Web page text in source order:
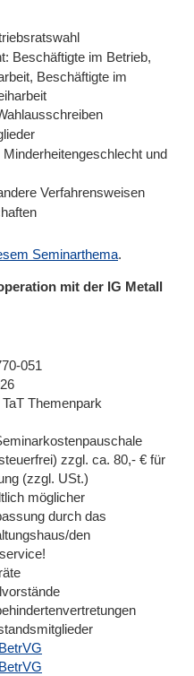
Beschäftigte im Betrieb,
Beschäftigte im
und
Verfahrensweisen
Seminarthema.
mit der IG Metall
051
Themenpark
zzgl. ca. 80,- € für
(zzgl. USt.)
möglicher
durch das
den